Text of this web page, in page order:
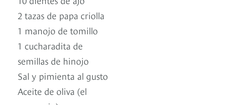
2 tazas de papa criolla
1 manojo de tomillo
1 cucharadita de
semillas de hinojo
Sal y pimienta al gusto
Aceite de oliva (el